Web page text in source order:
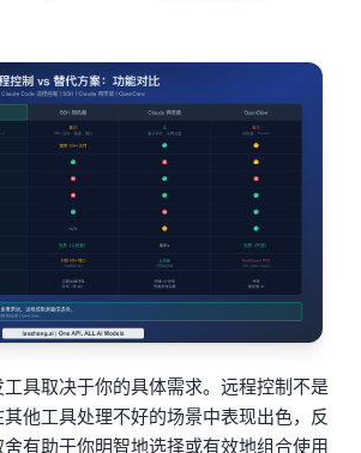
具取决于你的具体需求。远程控制不是
他工具处理不好的场景中表现出色，反
有助于你明智地选择或有效地组合使用